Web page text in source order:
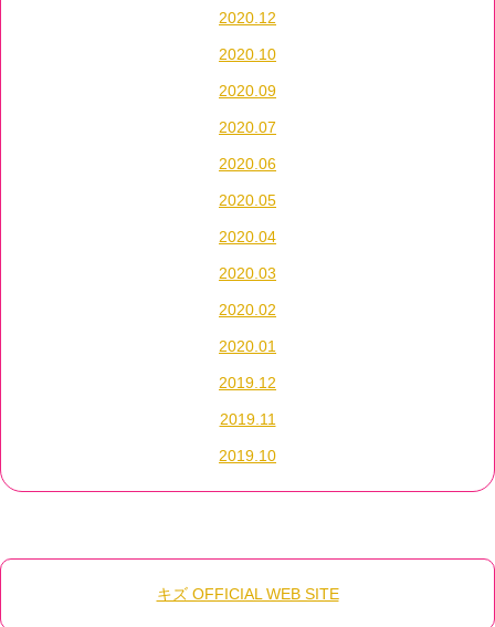
2020.12
2020.10
2020.09
2020.07
2020.06
2020.05
2020.04
2020.03
2020.02
2020.01
2019.12
2019.11
2019.10
キズ OFFICIAL WEB SITE